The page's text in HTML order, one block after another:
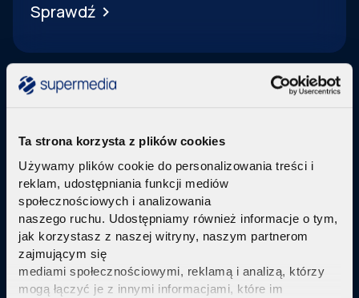
Ta strona korzysta z plików cookies
Używamy plików cookie do personalizowania treści i
reklam, udostępniania funkcji mediów
społecznościowych i analizowania
naszego ruchu. Udostępniamy również informacje o tym,
jak korzystasz z naszej witryny, naszym partnerom
zajmującym się
mediami społecznościowymi, reklamą i analizą, którzy
mogą łączyć je z innymi informacjami, które im
Sprawdź
Telewizja Replay
Pakiety internetu z nowoczesną telewizją
technologi IPTV Replay TV.
Sprawdź